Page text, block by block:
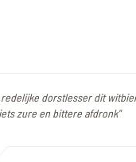
redelijke dorstlesser dit
zure en bittere afdronk"